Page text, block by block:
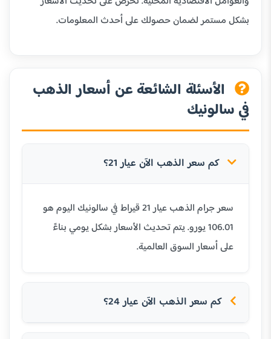
بشكل مستمر لضمان حصولك على أحدث المعلومات.
الأسئلة الشائعة عن أسعار الذهب
في سالونيك
كم سعر الذهب الآن عيار 21؟
سعر جرام الذهب عيار 21 قيراط في سالونيك اليوم هو
106.01 يورو. يتم تحديث الأسعار بشكل يومي بناءً
على أسعار السوق العالمية.
كم سعر الذهب الآن عيار 24؟